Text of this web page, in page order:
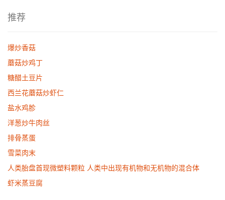
推荐
爆炒香菇
蘑菇炒鸡丁
糖醋土豆片
西兰花蘑菇炒虾仁
盐水鸡胗
洋葱炒牛肉丝
排骨蒸蛋
雪菜肉末
人类胎盘首现微塑料颗粒 人类中出现有机物和无机物的混合体
虾米蒸豆腐